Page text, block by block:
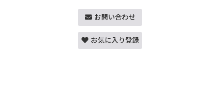
お問い合わせ
お気に入り登録